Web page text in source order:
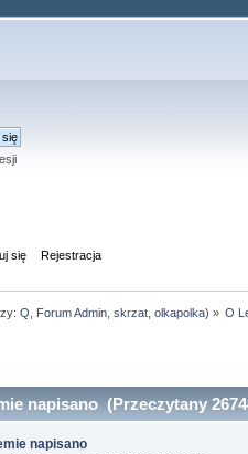
się Rejestracja
Q Forum Admin, skrzat, olkapolka) » O
napisano (Przeczytany
napisano